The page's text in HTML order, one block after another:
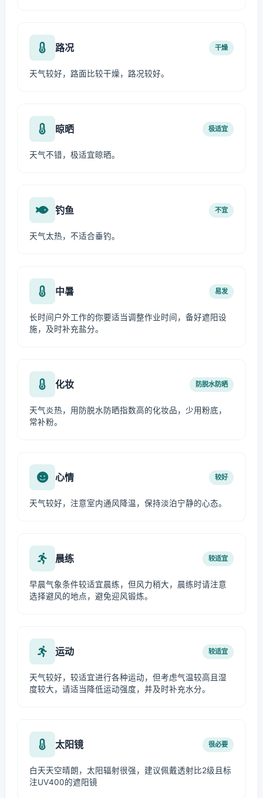
路况 干燥
天气较好，路面比较干燥，路况较好。
晾晒 极适宜
天气不错，极适宜晾晒。
钓鱼 不宜
天气太热，不适合垂钓。
中暑 易发
长时间户外工作的你要适当调整作业时间，备好遮阳设
施，及时补充盐分。
化妆 防脱水防晒
天气炎热，用防脱水防晒指数高的化妆品，少用粉底，
常补粉。
心情 较好
天气较好，注意室内通风降温，保持淡泊宁静的心态。
晨练 较适宜
早晨气象条件较适宜晨练，但风力稍大，晨练时请注意
选择避风的地点，避免迎风锻炼。
运动 较适宜
天气较好，较适宜进行各种运动，但考虑气温较高且湿
度较大，请适当降低运动强度，并及时补充水分。
太阳镜 很必要
白天天空晴朗，太阳辐射很强，建议佩戴透射比2级且标
注UV400的遮阳镜